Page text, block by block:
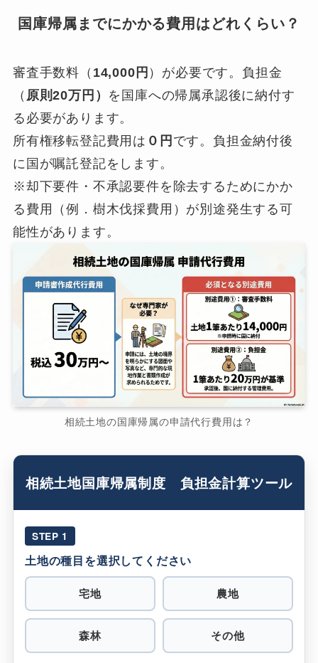
国庫帰属までにかかる費用はどれくらい？
審査手数料（ 14,000円 ）が必要です。負担金
（ 原則20万円） を国庫への帰属承認後に納付す
る必要があります。
所有権移転登記費用は ０円 です。負担金納付後
に国が嘱託登記をします。
※却下要件・不承認要件を除去するためにかか
る費用（例．樹木伐採費用）が別途発生する可
能性があります。
相続土地の国庫帰属の申請代行費用は？
相続土地国庫帰属制度 負担金計算ツール
STEP 1
土地の種目を選択してください
宅地 農地
森林 その他